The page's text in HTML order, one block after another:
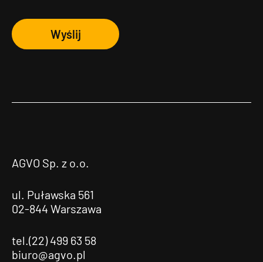
Wyślij
AGVO Sp. z o.o.
ul. Puławska 561
02-844 Warszawa
tel.(22) 499 63 58
biuro@agvo.pl